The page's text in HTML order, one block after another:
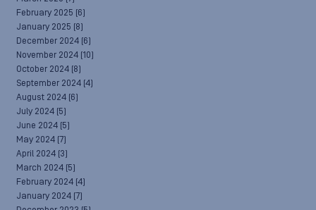
February 2025 (6)
January 2025 (8)
December 2024 (6)
November 2024 (10)
October 2024 (8)
September 2024 (4)
August 2024 (6)
July 2024 (5)
June 2024 (5)
May 2024 (7)
April 2024 (3)
March 2024 (5)
February 2024 (4)
January 2024 (7)